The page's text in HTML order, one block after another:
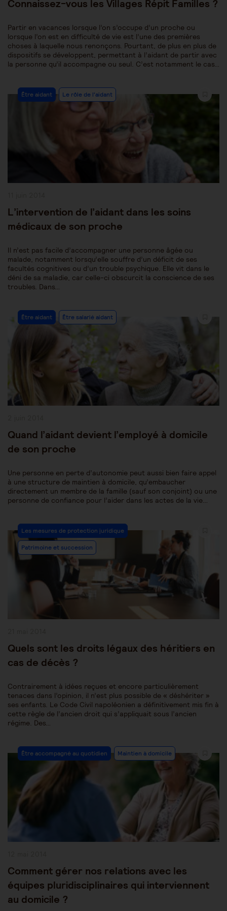
Connaissez-vous les Villages Répit Familles ?
Partir en vacances lorsque l’on s’occupe d’un proche ou
lorsque l’on est en difficulté de vie est l’une des premières
choses à laquelle nous renonçons. Pourtant, de plus en plus de
dispositifs se développent, permettant à l’aidant de partir avec
la personne qu’il accompagne ou seul. C’est notamment le cas…
Post
Category:
Être aidant Le rôle de l'aidant
L’intervention de l’aidant dans les soins
médicaux de son proche
Il n’est pas facile d’accompagner une personne âgée ou
malade, notamment lorsqu’elle souffre d’un déficit de ses
facultés cognitives ou d’un trouble psychique. Elle vit dans le
déni de sa maladie, car celle-ci obscurcit la conscience de ses
troubles. Dans…
Post
Category:
Être aidant Être salarié aidant
Quand l’aidant devient l’employé à domicile
de son proche
Une personne en perte d’autonomie peut aussi bien faire appel
à une structure de maintien à domicile, qu’embaucher
directement un membre de la famille (sauf son conjoint) ou une
personne de confiance pour l’aider dans les actes de la vie…
Post
Category:
Les mesures de protection juridique
Patrimoine et succession
Quels sont les droits légaux des héritiers en
cas de décès ?
Contrairement à idées reçues et encore particulièrement
tenaces dans l’opinion, il n’est plus possible de « déshériter »
ses enfants. Le Code Civil napoléonien a définitivement mis fin à
cette règle de l’ancien droit qui s’appliquait sous l’ancien
régime. Des…
Post
Category:
Être accompagné au quotidien Maintien à domicile
Comment gérer nos relations avec les
équipes pluridisciplinaires qui interviennent
au domicile ?